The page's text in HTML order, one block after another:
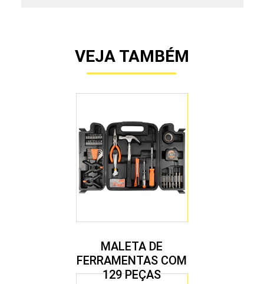
VEJA TAMBÉM
MALETA DE
FERRAMENTAS COM
129 PEÇAS